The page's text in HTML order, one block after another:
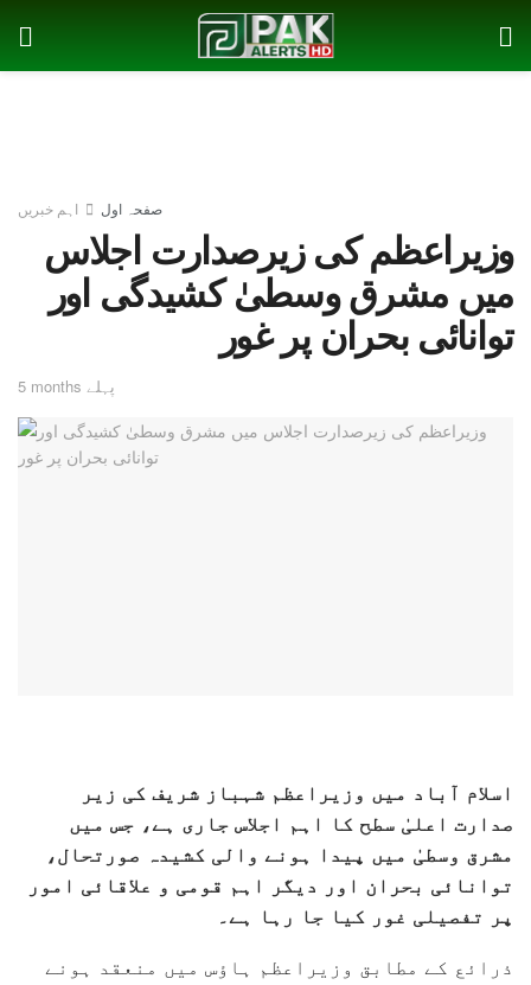
صفحہ اول اہم خبریں
وزیراعظم کی زیرصدارت اجلاس
میں مشرق وسطیٰ کشیدگی اور
توانائی بحران پر غور
5 months پہلے
اسلام آباد میں وزیراعظم شہباز شریف کی زیر
صدارت اعلیٰ سطح کا اہم اجلاس جاری ہے، جس میں
مشرق وسطیٰ میں پیدا ہونے والی کشیدہ صورتحال،
توانائی بحران اور دیگر اہم قومی و علاقائی امور
پر تفصیلی غور کیا جا رہا ہے۔
ذرائع کے مطابق وزیراعظم ہاؤس میں منعقد ہونے